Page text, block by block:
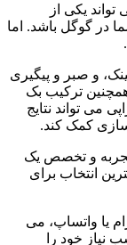
یکی از
در گوگل باشد. اما
و صبر و پیگیری
ترکیب بک
می تواند نتایج
کمک کند.
تجربه و تخصص یک
انتخاب برای
09358323497 در تلگرام یا واتساپ، می
نیاز خود را